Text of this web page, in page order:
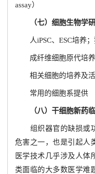
assay）
（七）细胞生物学
人iPSC、ESC培养；
成纤维细胞原代培养
相关细胞的培养及活
常用的细胞系提供
（八）干细胞新药
组织器官的缺损或功
危害之一，也是引起人
医学技术几乎涉及人体
类面临的大多数医学难